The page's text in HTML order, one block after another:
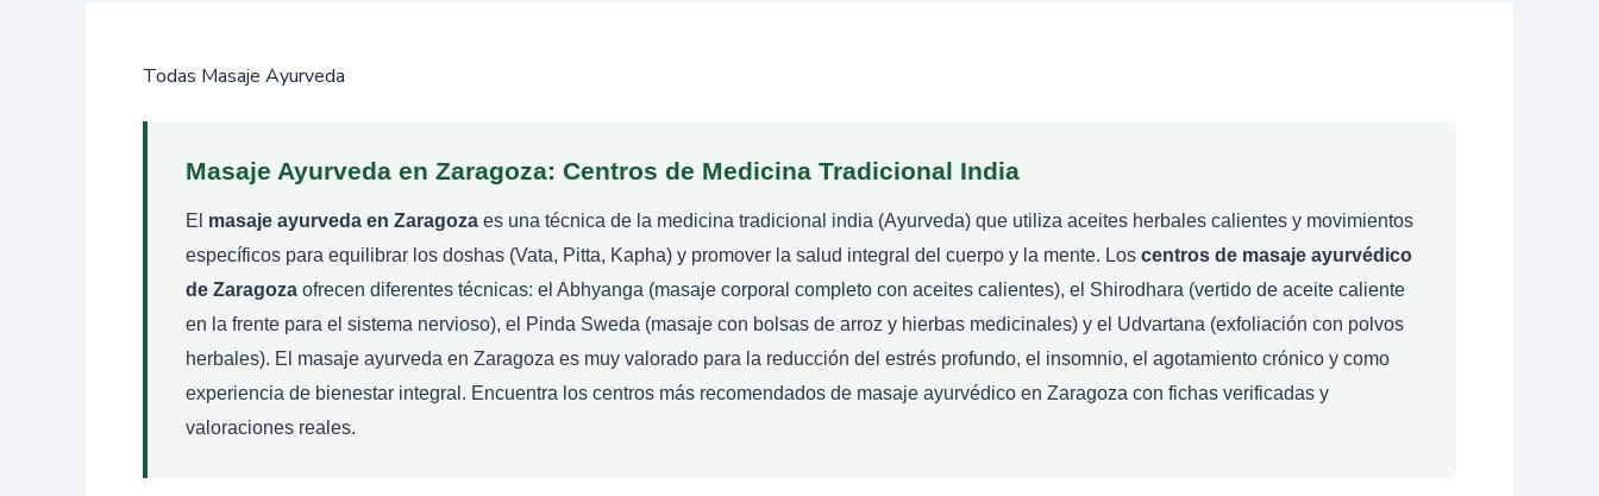
Todas Masaje Ayurveda
Masaje Ayurveda en Zaragoza: Centros de Medicina Tradicional India
El masaje ayurveda en Zaragoza es una técnica de la medicina tradicional india (Ayurveda) que utiliza aceites herbales calientes y movimientos
específicos para equilibrar los doshas (Vata, Pitta, Kapha) y promover la salud integral del cuerpo y la mente. Los centros de masaje ayurvédico
de Zaragoza ofrecen diferentes técnicas: el Abhyanga (masaje corporal completo con aceites calientes), el Shirodhara (vertido de aceite caliente
en la frente para el sistema nervioso), el Pinda Sweda (masaje con bolsas de arroz y hierbas medicinales) y el Udvartana (exfoliación con polvos
herbales). El masaje ayurveda en Zaragoza es muy valorado para la reducción del estrés profundo, el insomnio, el agotamiento crónico y como
experiencia de bienestar integral. Encuentra los centros más recomendados de masaje ayurvédico en Zaragoza con fichas verificadas y
valoraciones reales.